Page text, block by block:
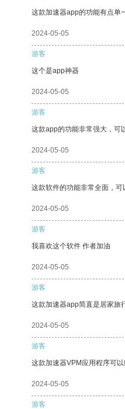
这款加速器app的功能有点单
2024-05-05
游客
这个是app神器
2024-05-05
游客
这款app的功能非常强大，可
2024-05-05
游客
这款软件的功能非常全面，可
2024-05-05
游客
我喜欢这个软件 作者加油
2024-05-05
游客
这款加速器app简直是居家旅
2024-05-05
游客
这款加速器VPM应用程序可
2024-05-05
游客